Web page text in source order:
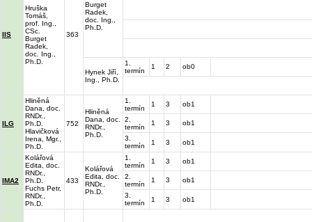
IIS
Hruška
Tomáš,
prof. Ing.,
CSc.
Burget
Radek,
doc. Ing.,
Ph.D.
363
Burget
Radek,
doc. Ing.,
Ph.D.
Hynek Jiří,
Ing., Ph.D.
1.
termín
1 2 ob0
ILG
Hliněná
Dana, doc.
RNDr.,
Ph.D.
Hlavičková
Irena, Mgr.,
Ph.D.
752
Hliněná
Dana, doc.
RNDr.,
Ph.D.
1.
termín
1 3
ob1
2.
termín
1 3
ob1
3.
termín
1 3 ob1
IMA2
Kolářová
Edita, doc.
RNDr.,
Ph.D.
Fuchs Petr,
RNDr.,
Ph.D.
433
Kolářová
Edita, doc.
RNDr.,
Ph.D.
1.
termín
1 3
ob1
2.
termín
1 3
ob1
3.
termín
1 3 ob1